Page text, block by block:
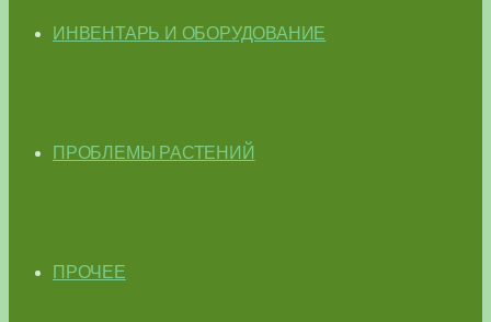
ИНВЕНТАРЬ И ОБОРУДОВАНИЕ
ПРОБЛЕМЫ РАСТЕНИЙ
ПРОЧЕЕ